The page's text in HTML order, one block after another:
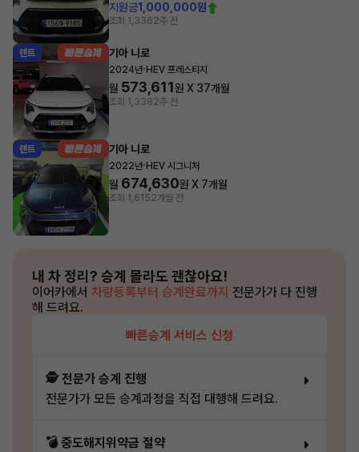
지원금1,000,000원
조회 1,3362주 전
렌트 기아 니로
2024년· HEV 프레스티지
월 573,611원 X 37개월
조회 1,3382주 전
렌트 기아 니로
2022년· HEV 시그니처
월 674,630원 X 7개월
조회 1,6152개월 전
내 차 정리? 승계 몰라도 괜찮아요!
이어카에서 차량등록부터 승계완료까지 전문가가 다 진행
해 드려요.
빠른승계 서비스 신청
🕵️ 전문가 승계 진행
전문가가 모든 승계과정을 직접 대행해 드려요.
💣 중도해지위약금 절약